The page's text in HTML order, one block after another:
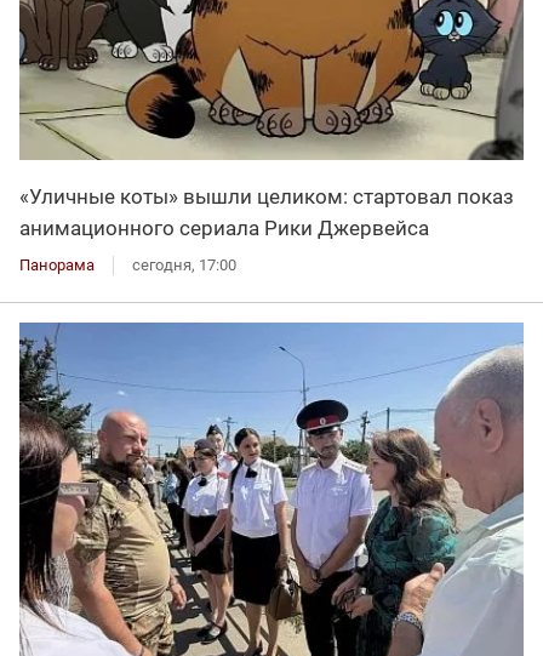
«Уличные коты» вышли целиком: стартовал показ
анимационного сериала Рики Джервейса
Панорама сегодня, 17:00